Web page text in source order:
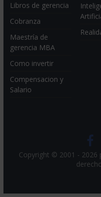
Libros de gerencia
Cobranza
Maestría de
gerencia MBA
Como invertir
Compensacion y
Salario
Copyright © 2001 - 2026